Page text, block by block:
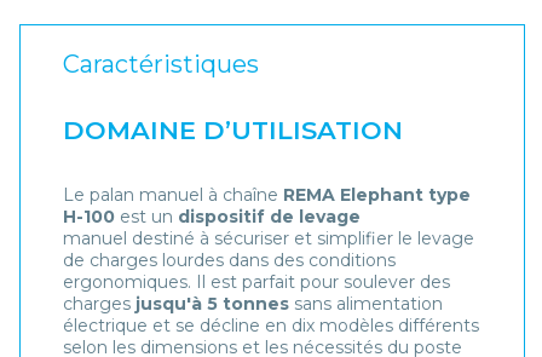
Caractéristiques
DOMAINE D’UTILISATION
Le palan manuel à chaîne REMA Elephant type
H-100 est un dispositif de levage
manuel destiné à sécuriser et simplifier le levage
de charges lourdes dans des conditions
ergonomiques. Il est parfait pour soulever des
charges jusqu'à 5 tonnes sans alimentation
électrique et se décline en dix modèles différents
selon les dimensions et les nécessités du poste